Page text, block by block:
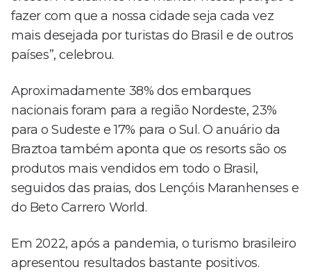
fazer com que a nossa cidade seja cada vez
mais desejada por turistas do Brasil e de outros
países”, celebrou.
Aproximadamente 38% dos embarques
nacionais foram para a região Nordeste, 23%
para o Sudeste e 17% para o Sul. O anuário da
Braztoa também aponta que os resorts são os
produtos mais vendidos em todo o Brasil,
seguidos das praias, dos Lençóis Maranhenses e
do Beto Carrero World.
Em 2022, após a pandemia, o turismo brasileiro
apresentou resultados bastante positivos.